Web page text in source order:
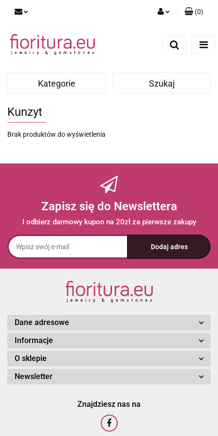
(0)
Kategorie Szukaj
Kunzyt
Brak produktów do wyświetlenia
Zapisz się do Newslettera
I odbierz darmowy kupon na 20zł za pierwsze zakupy
Dane adresowe
Informacje
O sklepie
Newsletter
Znajdziesz nas na